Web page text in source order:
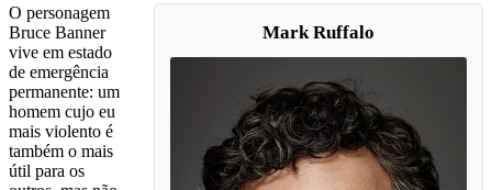
Mark Ruffalo
O personagem
Bruce Banner
vive em estado
de emergência
permanente: um
homem cujo eu
mais violento é
também o mais
útil para os